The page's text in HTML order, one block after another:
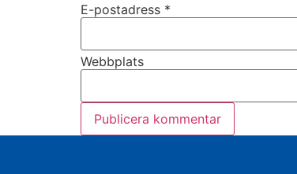
E-postadress *
Webbplats